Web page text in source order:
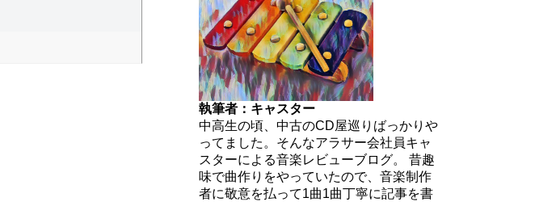
執筆者：キャスター
中高生の頃、中古のCD屋巡りばっかりや
ってました。そんなアラサー会社員キャ
スターによる音楽レビューブログ。 昔趣
味で曲作りをやっていたので、音楽制作
者に敬意を払って1曲1曲丁寧に記事を書